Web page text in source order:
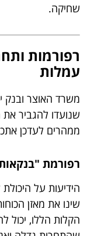
שחיקה.
רפורמות
עמלות
משרד האוצר ובנק
שנועדו להגביר
ממהרים לעדכן
רפורמת
הידיעות על
שינו את מאזן
הקלות הללו, יכול